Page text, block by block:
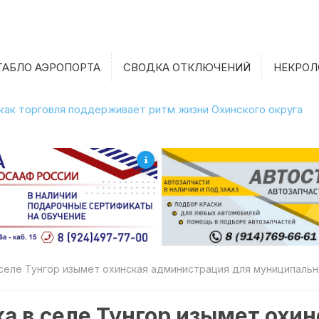
АЭРОПОРТА СВОДКА ОТКЛЮЧЕНИЙ
торговля поддерживает ритм жизни Охинского округа
Тунгор изымет охинская администрация для